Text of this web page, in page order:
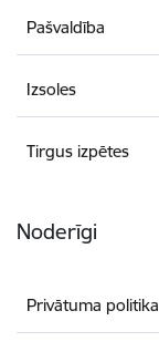
Pašvaldība
Izsoles
Tirgus izpētes
Noderīgi
Privātuma politika